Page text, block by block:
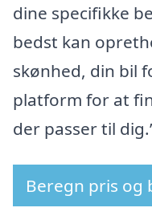
dine specifikke
bedst kan
skønhed, din bil
platform for at
der passer til
Beregn pris og